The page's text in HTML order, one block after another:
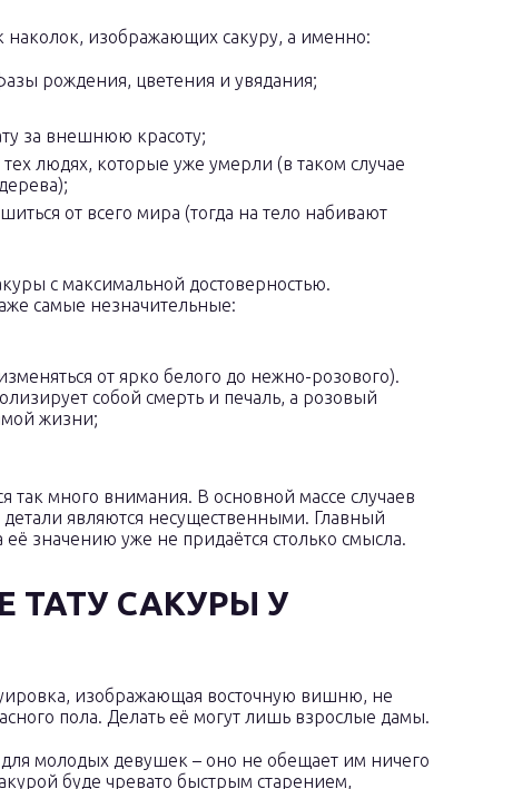
наколок, изображающих сакуру, а именно:
рождения, цветения и увядания;
за внешнюю красоту;
людях, которые уже умерли (в таком случае
от всего мира (тогда на тело набивают
с максимальной достоверностью.
самые незначительные:
от ярко белого до нежно-розового).
собой смерть и печаль, а розовый
жизни;
так много внимания. В основной массе случаев
являются несущественными. Главный
значению уже не придаётся столько смысла.
ТАТУ САКУРЫ У
изображающая восточную вишню, не
пола. Делать её могут лишь взрослые дамы.
молодых девушек – оно не обещает им ничего
буде чревато быстрым старением,